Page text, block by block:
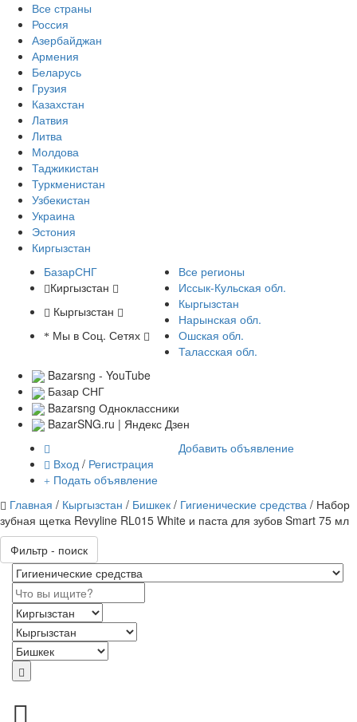
Все страны
Россия
Азербайджан
Армения
Беларусь
Грузия
Казахстан
Латвия
Литва
Молдова
Таджикистан
Туркменистан
Узбекистан
Украина
Эстония
Киргызстан
БазарСНГ
Киргызстан
Кыргызстан
Мы в Соц. Сетях
Все регионы
Иссык-Кульская обл.
Кыргызстан
Нарынская обл.
Ошская обл.
Таласская обл.
Bazarsng - YouTube
Базар СНГ
Bazarsng Одноклассники
BazarSNG.ru | Яндекс Дзен
Вход / Регистрация
Подать объявление
Добавить объявление
Главная / Кыргызстан / Бишкек / Гигиенические средства / Набор
зубная щетка Revyline RL015 White и паста для зубов Smart 75 мл
Фильтр - поиск